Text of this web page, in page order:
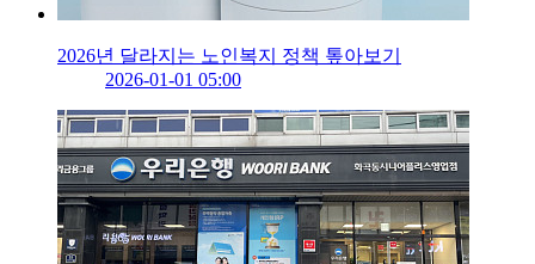
2026년 달라지는 노인복지 정책 톺아보기
2026-01-01 05:00